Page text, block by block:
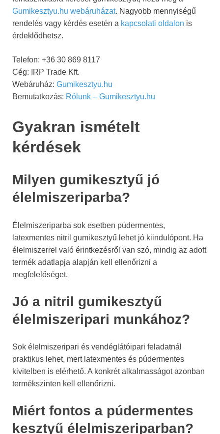
Gumikesztyu.hu webáruházat. Nagyobb mennyiségű
rendelés vagy kérdés esetén a kapcsolati oldalon is
érdeklődhetsz.
Telefon: +36 30 869 8117
Cég: IRP Trade Kft.
Webáruház: Gumikesztyu.hu
Bemutatkozás: Rólunk – Gumikesztyu.hu
Gyakran ismételt
kérdések
Milyen gumikesztyű jó
élelmiszeriparba?
Élelmiszeriparba sok esetben púdermentes,
latexmentes nitril gumikesztyű lehet jó kiindulópont. Ha
élelmiszerrel való érintkezésről van szó, mindig az adott
termék adatlapja alapján kell ellenőrizni a
megfelelőséget.
Jó a nitril gumikesztyű
élelmiszeripari munkához?
Sok élelmiszeripari és vendéglátóipari feladatnál
praktikus lehet, mert latexmentes és púdermentes
kivitelben is elérhető. A konkrét alkalmasságot azonban
termékszinten kell ellenőrizni.
Miért fontos a púdermentes
kesztyű élelmiszeriparban?